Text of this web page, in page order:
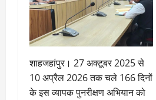
शाहजहांपुर। 27 अक्टूबर 2025 से
10 अप्रैल 2026 तक चले 166 दिनों
के इस व्यापक पुनरीक्षण अभियान को